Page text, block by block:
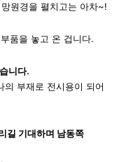
원경을 펼치고는 아차~!
품을 놓고 온 겁니다.
니다.
의 부재로 전시용이 되어
길 기대하며 남동쪽